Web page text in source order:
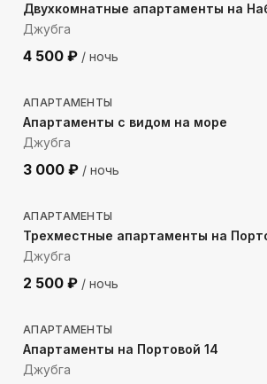
Двухкомнатные апартаменты на
Джубга
4 500 ₽ / ночь
100м до моря
АПАРТАМЕНТЫ
Апартаменты с видом на море
Джубга
3 000 ₽ / ночь
75 м до моря
АПАРТАМЕНТЫ
Трехместные апартаменты на
Джубга
2 500 ₽ / ночь
75 м до моря
АПАРТАМЕНТЫ
Апартаменты на Портовой 14
Джубга